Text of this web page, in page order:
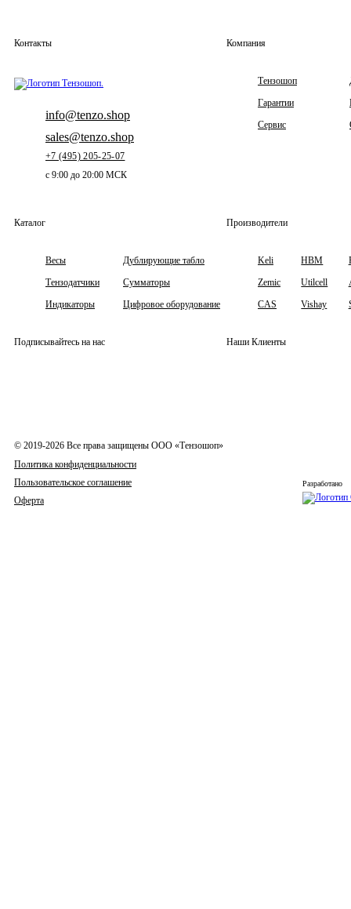
Контакты
info@tenzo.shop
sales@tenzo.shop
+7 (495) 205-25-07
с 9:00 до 20:00 МСК
Подписывайтесь на нас
Компания
Тензошоп
Гарантии
Сервис
Каталог
Весы
Тензодатчики
Индикаторы
Дублирующие табло
Сумматоры
Цифровое оборудование
Производители
Keli
Zemic
CAS
HBM
Utilcell
Vishay
Наши Клиенты
Политика конфиденциальности
Пользовательское соглашение
Оферта
© 2019-2026 Все права защищены ООО «Тензошоп»
Разработано